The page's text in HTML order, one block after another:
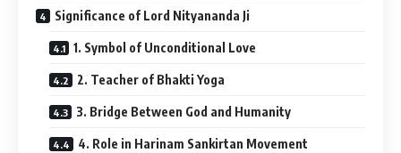
Significance of Lord Nityananda Ji
1. Symbol of Unconditional Love
2. Teacher of Bhakti Yoga
3. Bridge Between God and Humanity
4. Role in Harinam Sankirtan Movement